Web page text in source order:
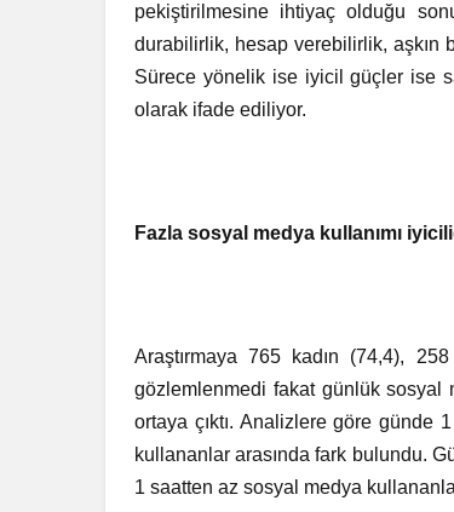
pekiştirilmesine ihtiyaç olduğu
durabilirlik, hesap verebilirlik, aşkın
Sürece yönelik ise iyicil güçler ise
olarak ifade ediliyor.
Fazla sosyal medya kullanımı
Araştırmaya 765 kadın (74,4),
gözlemlenmedi fakat günlük sosyal
ortaya çıktı. Analizlere göre
kullananlar arasında fark bulundu.
1 saatten az sosyal medya